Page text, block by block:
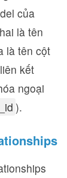
của
là tên
là tên cột
kết
ngoại
).